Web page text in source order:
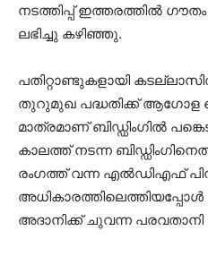
നടത്തിപ്പ് ഇത്തരത്തില്‍
ലഭിച്ചു കഴിഞ്ഞു.
പതിറ്റാണ്ടുകളായി
തുറുമുഖ പദ്ധതിക്ക് ആഗോള
മാത്രമാണ് ബിഡ്ഡിംഗില്‍
കാലത്ത് നടന്ന
രംഗത്ത് വന്ന എല്‍ഡിഎഫ്
അധികാരത്തിലെത്തിയപ്പോള്‍
അദാനിക്ക് ചുവന്ന